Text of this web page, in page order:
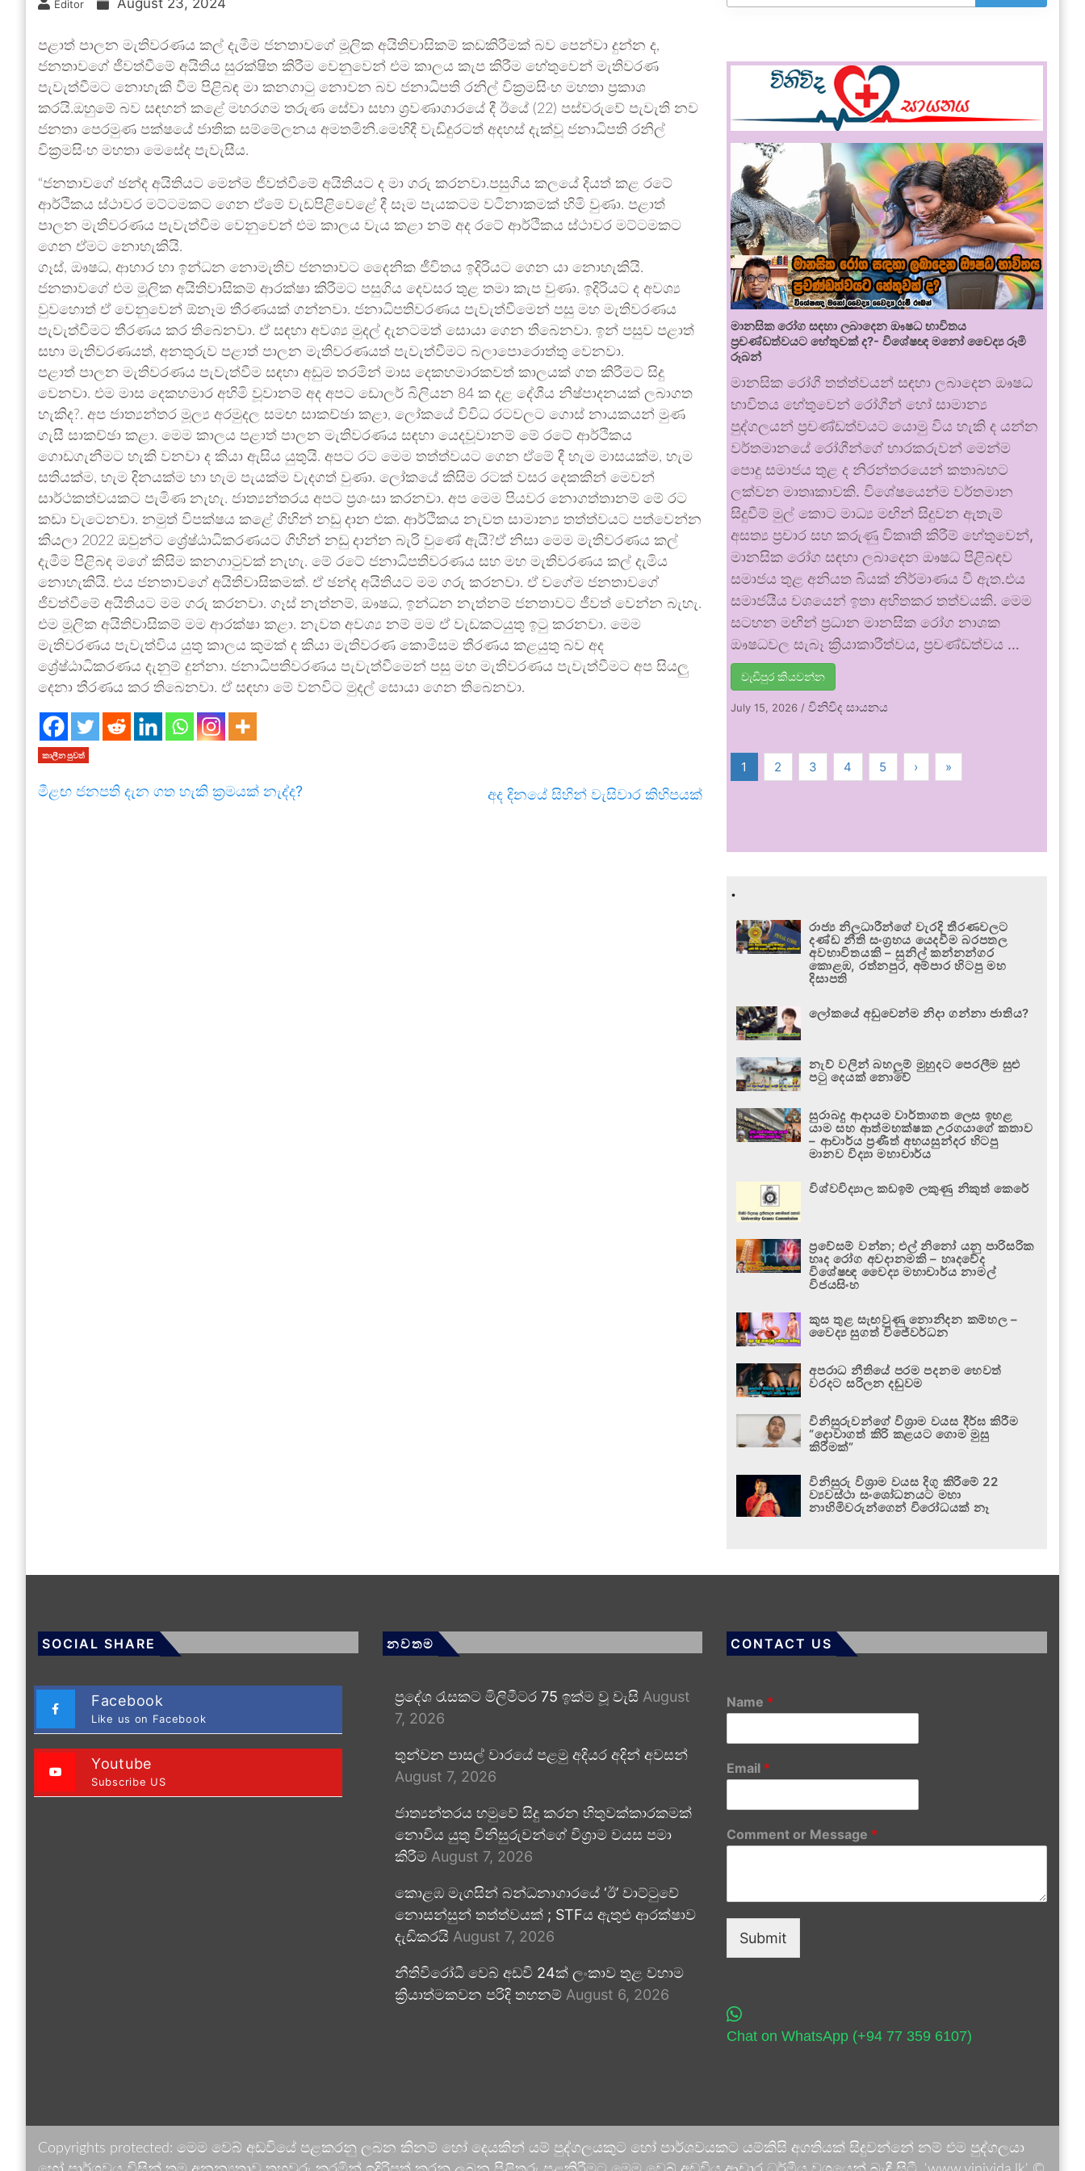
Editor August 23, 2024
පළාත් පාලන මැතිවරණය කල් දැමීම ජනතාවගේ මූලික අයිතිවාසිකම් කඩකිරීමක් බව පෙන්වා දුන්න ද,
ජනතාවගේ ජීවත්වීමේ අයිතිය සුරක්ෂිත කිරීම වෙනුවෙන් එම කාලය කැප කිරීම හේතුවෙන් මැතිවරණ
පැවැත්වීමට නොහැකි වීම පිළිබඳ මා කනගාටු නොවන බව ජනාධිපති රනිල් වික්‍රමසිංහ මහතා ප්‍රකාශ
කරයි.ඔහුමේ බව සඳහන් කළේ මහරගම තරුණ සේවා සභා ශ්‍රවණාගාරයේ දී ඊයේ (22) පස්වරුවේ පැවැති නව
ජනතා පෙරමුණ පක්ෂයේ ජාතික සම්මේලනය අමතමිනි.මෙහිදී වැඩිදුරටත් අදහස් දැක්වූ ජනාධිපති රනිල්
වික්‍රමසිංහ මහතා මෙසේද පැවැසීය.
“ජනතාවගේ ඡන්ද අයිතියට මෙන්ම ජීවත්වීමේ අයිතියට ද මා ගරු කරනවා.පසුගිය කලයේ දියත් කළ රටේ
ආර්ථිකය ස්ථාවර මට්ටමකට ගෙන ඒමේ වැඩපිළිවෙළේ දී සෑම පැයකටම වටිනාකමක් හිමි වුණා. පළාත්
පාලන මැතිවරණය පැවැත්වීම වෙනුවෙන් එම කාලය වැය කළා නම් අද රටේ ආර්ථිකය ස්ථාවර මට්ටමකට
ගෙන ඒමට නොහැකියි.
ගෑස්, ඖෂධ, ආහාර හා ඉන්ධන නොමැතිව ජනතාවට දෛනික ජීවිතය ඉදිරියට ගෙන යා නොහැකියි.
ජනතාවගේ එම මූලික අයිතිවාසිකම් ආරක්ෂා කිරීමට පසුගිය දෙවසර තුළ තමා කැප වුණා. ඉදිරියට ද අවශ්‍ය
වුවහොත් ඒ වෙනුවෙන් ඕනෑම තීරණයක් ගන්නවා. ජනාධිපතිවරණය පැවැත්වීමෙන් පසු මහ මැතිවරණය
පැවැත්වීමට තීරණය කර තිබෙනවා. ඒ සඳහා අවශ්‍ය මුදල් දැනටමත් සොයා ගෙන තිබෙනවා. ඉන් පසුව පළාත්
සභා මැතිවරණයත්, අනතුරුව පළාත් පාලන මැතිවරණයත් පැවැත්වීමට බලාපොරොත්තු වෙනවා.
පළාත් පාලන මැතිවරණය පැවැත්වීම සඳහා අඩුම තරමින් මාස දෙකහමාරකවත් කාලයක් ගත කිරීමට සිදු
වෙනවා. එම මාස දෙකහමාර අහිමි වූවානම් අද අපට ඩොලර් බිලියන 84 ක දළ දේශීය නිෂ්පාදනයක් ලබාගත
හැකිද?. අප ජාත්‍යන්තර මූල්‍ය අරමුදල සමඟ සාකච්ඡා කළා, ලෝකයේ විවිධ රටවලට ගොස් නායකයන් මුණ
ගැසී සාකච්ඡා කළා. මෙම කාලය පළාත් පාලන මැතිවරණය සඳහා යෙදවූවානම් මේ රටේ ආර්ථිකය
ගොඩගැනීමට හැකි වනවා ද කියා ඇසිය යුතුයි. අපට රට මෙම තත්ත්වයට ගෙන ඒමේ දී හැම මාසයක්ම, හැම
සතියක්ම, හැම දිනයක්ම හා හැම පැයක්ම වැදගත් වුණා. ලෝකයේ කිසිම රටක් වසර දෙකකින් මෙවන්
සාර්ථකත්වයකට පැමිණ නැහැ. ජාත්‍යන්තරය අපට ප්‍රශංසා කරනවා. අප මෙම පියවර නොගත්තානම් මේ රට
කඩා වැටෙනවා. නමුත් විපක්ෂය කළේ ගිහින් නඩු දාන එක. ආර්ථිකය නැවත සාමාන්‍ය තත්ත්වයට පත්වෙන්න
කියලා 2022 ඔවුන්ට ශ්‍රේෂ්ඨාධිකරණයට ගිහින් නඩු දාන්න බැරි වුණේ ඇයි?ඒ නිසා මෙම මැතිවරණය කල්
දැමීම පිළිබඳ මගේ කිසිම කනගාටුවක් නැහැ. මේ රටේ ජනාධිපතිවරණය සහ මහ මැතිවරණය කල් දැමිය
නොහැකියි. එය ජනතාවගේ අයිතිවාසිකමක්. ඒ ඡන්ද අයිතියට මම ගරු කරනවා. ඒ වගේම ජනතාවගේ
ජීවත්වීමේ අයිතියට මම ගරු කරනවා. ගෑස් නැත්නම්, ඖෂධ, ඉන්ධන නැත්නම් ජනතාවට ජීවත් වෙන්න බැහැ.
එම මූලික අයිතිවාසිකම් මම ආරක්ෂා කළා. නැවත අවශ්‍ය නම් මම ඒ වැඩකටයුතු ඉටු කරනවා. මෙම
මැතිවරණය පැවැත්විය යුතු කාලය කුමක් ද කියා මැතිවරණ කොමිසම තීරණය කළයුතු බව අද
ශ්‍රේෂ්ඨාධිකරණය දැනුම් දුන්නා. ජනාධිපතිවරණය පැවැත්වීමෙන් පසු මහ මැතිවරණය පැවැත්වීමට අප සියලු
දෙනා තීරණය කර තිබෙනවා. ඒ සඳහා මේ වනවිට මුදල් සොයා ගෙන තිබෙනවා.
කාලීන පුවත්
මීළඟ ජනපති දැන ගත හැකි ක්‍රමයක් නැද්ද? අද දිනයේ සිහින් වැසිවාර කිහිපයක්
මානසික රෝග සඳහා ලබාදෙන ඖෂධ භාවිතය
ප්‍රචණ්ඩත්වයට හේතුවක් ද?- විශේෂඥ මනෝ වෛද්‍ය රූමි
රූබන්
මානසික රෝගී තත්ත්වයන් සඳහා ලබාදෙන ඖෂධ
භාවිතය හේතුවෙන් රෝගීන් හෝ සාමාන්‍ය
පුද්ගලයන් ප්‍රචණ්ඩත්වයට යොමු විය හැකි ද යන්න
වර්තමානයේ රෝගීන්ගේ භාරකරුවන් මෙන්ම
පොදු සමාජය තුළ ද නිරන්තරයෙන් කතාබහට
ලක්වන මාතෘකාවකි. විශේෂයෙන්ම වර්තමාන
සිදුවීම් මුල් කොට මාධ්‍ය මඟින් සිදුවන ඇතැම්
අසත්‍ය ප්‍රචාර සහ කරුණු විකෘති කිරීම් හේතුවෙන්,
මානසික රෝග සඳහා ලබාදෙන ඖෂධ පිළිබඳව
සමාජය තුළ අනියත බියක් නිර්මාණය වී ඇත.එය
සමාජයීය වශයෙන් ඉතා අහිතකර තත්වයකි. මෙම
සටහන මඟින් ප්‍රධාන මානසික රෝග නාශක
ඖෂධවල සැබෑ ක්‍රියාකාරීත්වය, ප්‍රචණ්ඩත්වය …
වැඩිපුර කියවන්න
July 15, 2026 /විනිවිද සායනය
1 2 3 4 5 › »
.
රාජ්‍ය නිලධාරීන්ගේ වැරදි තීරණවලට
දණ්ඩ නීති සංග්‍රහය යෙදවීම බරපතල
අවභාවිතයකි – සුනිල් කන්නන්ගර
කොළඹ, රත්නපුර, අම්පාර හිටපු මහ
දිසාපති
ලෝකයේ අඩුවෙන්ම නිදා ගන්නා ජාතිය?
නැව් වලින් බහලුම් මුහුදට පෙරලීම සුළු
පටු දෙයක් නොවේ
සුරාබදු ආදායම වාර්තාගත ලෙස ඉහළ
යාම සහ ආත්මභක්ෂක උරගයාගේ කතාව
– ආචාර්ය ප්‍රණීත් අභයසුන්දර හිටපු
මානව විද්‍යා මහාචාර්ය
විශ්වවිද්‍යාල කඩඉම් ලකුණු නිකුත් කෙරේ
ප්‍රවේසම් වන්න; එල් නිනෝ යනු පාරිසරික
හෘද රෝග අවදානමකි – හෘදවේද
විශේෂඥ වෛද්‍ය මහාචාර්ය නාමල්
විජයසිංහ
කුස තුළ සැඟවුණු නොනිදන කම්හල –
වෛද්‍ය සුගත් විජේවර්ධන
අපරාධ නීතියේ පරම පදනම හෙවත්
වරදට සරිලන දඬුවම
විනිසුරුවන්ගේ විශ්‍රාම වයස දීර්ඝ කිරීම
“දොවාගත් කිරි කළයට ගොම මුසු
කිරීමක්”
විනිසුරු විශ්‍රාම වයස දිගු කිරීමේ 22
ව්‍යවස්ථා සංශෝධනයට මහා
නාහිමිවරුන්ගෙන් විරෝධයක් නෑ
SOCIAL SHARE
Facebook
Like us on Facebook
Youtube
Subscribe US
නවතම
ප්‍රදේශ රැසකට මිලිමීටර 75 ඉක්ම වූ වැසි August
7, 2026
තුන්වන පාසල් වාරයේ පළමු අදියර අදින් අවසන්
August 7, 2026
ජාත්‍යන්තරය හමුවේ සිදු කරන හිතුවක්කාරකමක්
නොවිය යුතු විනිසුරුවන්ගේ විශ්‍රාම වයස පමා
කිරීම August 7, 2026
කොළඹ මැගසින් බන්ධනාගාරයේ ‘ඊ’ වාට්ටුවේ
නොසන්සුන් තත්ත්වයක් ; STFය ඇතුළු ආරක්ෂාව
දැඩිකරයි August 7, 2026
නීතිවිරෝධී වෙබ් අඩවි 24ක් ලංකාව තුළ වහාම
ක්‍රියාත්මකවන පරිදි තහනම් August 6, 2026
CONTACT US
Name *
Email *
Comment or Message *
Submit
Chat on WhatsApp (+94 77 359 6107)
Copyrights protected: මෙම වෙබ් අඩවියේ පළකරනු ලබන කිනම් හෝ දෙයකින් යම් පුද්ගලයකුට හෝ පාර්ශවයකට යම්කිසි අගතියක් සිදුවන්නේ නම් එම පුද්ගලයා